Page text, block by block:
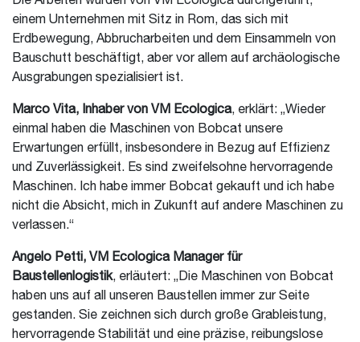
einem Unternehmen mit Sitz in Rom, das sich mit
Erdbewegung, Abbrucharbeiten und dem Einsammeln von
Bauschutt beschäftigt, aber vor allem auf archäologische
Ausgrabungen spezialisiert ist.
Marco Vita, Inhaber von VM Ecologica, erklärt: „Wieder
einmal haben die Maschinen von Bobcat unsere
Erwartungen erfüllt, insbesondere in Bezug auf Effizienz
und Zuverlässigkeit. Es sind zweifelsohne hervorragende
Maschinen. Ich habe immer Bobcat gekauft und ich habe
nicht die Absicht, mich in Zukunft auf andere Maschinen zu
verlassen.“
Angelo Petti, VM Ecologica Manager für
Baustellenlogistik, erläutert: „Die Maschinen von Bobcat
haben uns auf all unseren Baustellen immer zur Seite
gestanden. Sie zeichnen sich durch große Grableistung,
hervorragende Stabilität und eine präzise, reibungslose